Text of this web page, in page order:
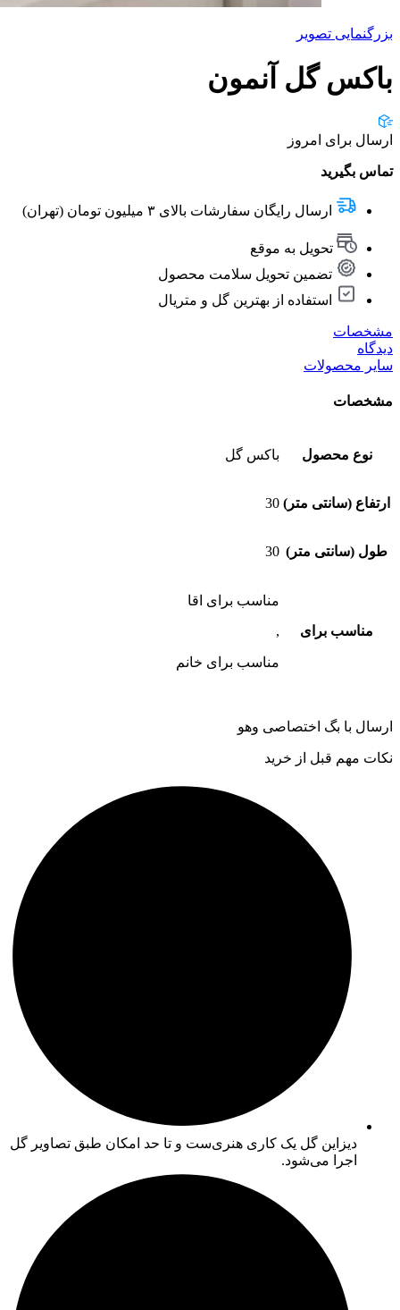
بزرگنمایی تصویر
باکس گل آنمون
ارسال برای امروز
تماس بگیرید
ارسال رایگان سفارشات بالای ۳ میلیون تومان (تهران)
تحویل به موقع
تضمین تحویل سلامت محصول
استفاده از بهترین گل و متریال
مشخصات
دیدگاه
سایر محصولات
مشخصات
نوع محصول باکس گل
ارتفاع (سانتی متر) 30
طول (سانتی متر) 30
مناسب برای
مناسب برای اقا
,
مناسب برای خانم
ارسال با بگ اختصاصی وهو
نکات مهم قبل از خرید
دیزاین گل یک کاری هنری‌ست و تا حد امکان طبق تصاویر گل
اجرا می‌شود.